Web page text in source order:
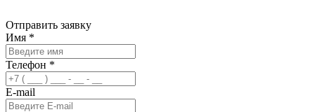
Отправить заявку
Имя *
Телефон *
E-mail